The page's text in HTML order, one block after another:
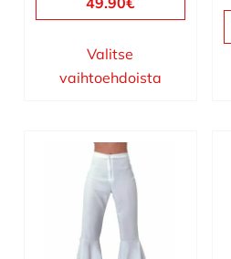
Valitse
vaihtoehdoista
muunnelma.